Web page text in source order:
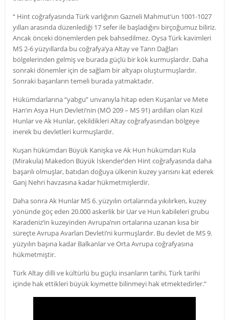
“ Hint coğrafyasında Türk varlığının Gazneli Mahmut’un 1001-1027
yılları arasında düzenlediği 17 sefer ile başladığını birçoğumuz biliriz.
Ancak önceki dönemlerden pek bahsedilmez. Oysa Türk kavimleri
MS 2-6 yüzyıllarda bu coğrafya’ya Altay ve Tanrı Dağları
bölgelerinden gelmiş ve burada güçlü bir kök kurmuşlardır. Daha
sonraki dönemler için de sağlam bir altyapı oluşturmuşlardır.
Sonraki başarıların temeli burada yatmaktadır.
Hükümdarlarına “yabgu” unvanıyla hitap eden Kuşanlar ve Mete
Han’ın Asya Hun Devleti’nin (MÖ 209 – MS 91) ardılları olan Kızıl
Hunlar ve Ak Hunlar, çekildikleri Altay coğrafyasından bölgeye
inerek bu devletleri kurmuşlardır.
Kuşan hükümdarı Büyük Kanişka ve Ak Hun hükümdarı Kula
(Mirakula) Makedon Büyük İskender’den Hint coğrafyasında daha
başarılı olmuşlar, batıdan doğuya ülkenin kuzey yarısını kat ederek
Ganj Nehri havzasına kadar hükmetmişlerdir.
Daha sonra Ak Hunlar MS 6. yüzyılın ortalarında yıkılırken, kuzey
yönünde göç eden 20.000 askerlik bir Uar ve Hun kabileleri grubu
Karadeniz’in kuzeyinden Avrupa’nın ortalarına uzanan kısa bir
süreçte Avrupa Avarları Devleti’ni kurmuşlardır. Bu devlet de MS 9.
yüzyılın başına kadar Balkanlar ve Orta Avrupa coğrafyasına
hükmetmiştir.
Türk Altay dilli ve kültürlü bu güçlü insanların tarihi, Türk tarihi
içinde hak ettikleri büyük kıymette bilinmeyi hak etmektedirler.”